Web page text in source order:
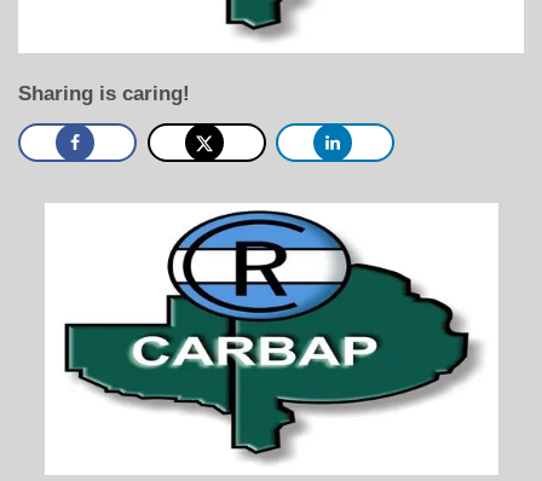
Sharing is caring!